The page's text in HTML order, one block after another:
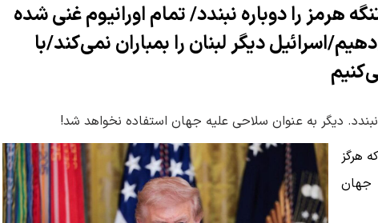
هرمز را دوباره نبندد/ تمام اورانیوم غنی شده
اسرائیل دیگر لبنان را بمباران نمی‌کند/با
دیگر به عنوان سلاحی علیه جهان استفاده نخواهد شد!
هرگز
جهان